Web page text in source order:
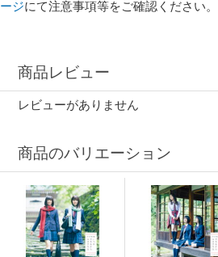
ージにて注意事項等をご確認ください。
商品レビュー
レビューがありません
商品のバリエーション